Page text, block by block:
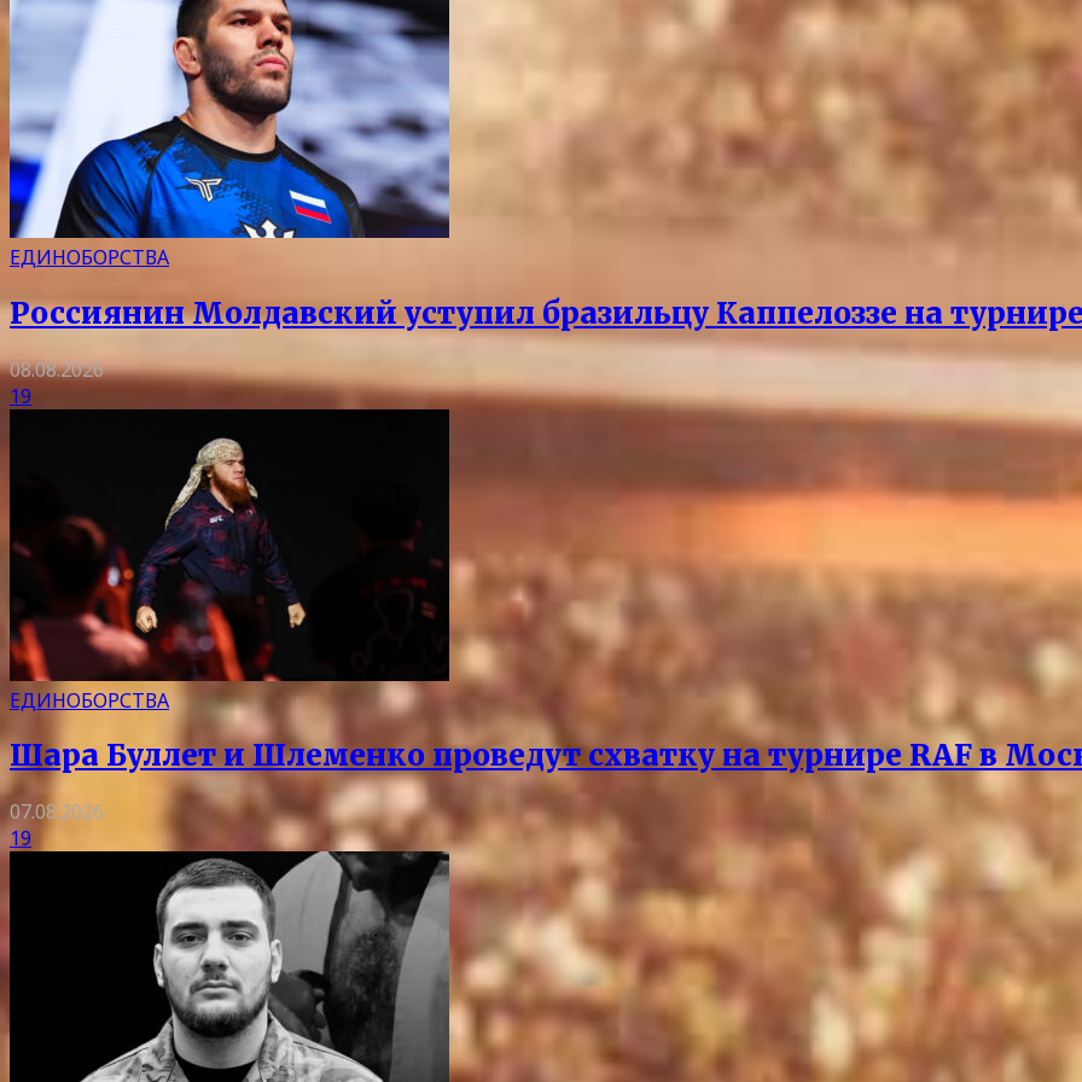
ЕДИНОБОРСТВА
Россиянин Молдавский уступил бразильцу Каппелоззе на
08.08.2026
19
ЕДИНОБОРСТВА
Шара Буллет и Шлеменко проведут схватку на турнире RAF в
07.08.2026
19